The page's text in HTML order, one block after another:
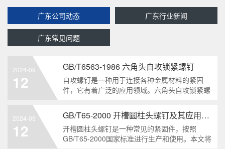
广东公司动态 广东行业新闻
广东常见问题
2024-09
12
GB/T6563-1986 六角头自攻锁紧螺钉
自攻螺钉是一种用于连接各种金属材料的紧固
件，它有着广泛的应用领域。六角头自攻锁紧螺
标准。本文将深度分析这种螺钉的特点、应用以
及制造要求等相关知识点，为读者提供全面的了
解。1. 六角头自
2024-09
12
GB/T65-2000 开槽圆柱头螺钉及其应用领域
开槽圆柱头螺钉是一种常见的紧固件，按照
GB/T65-2000国家标准进行生产和使用。本文将